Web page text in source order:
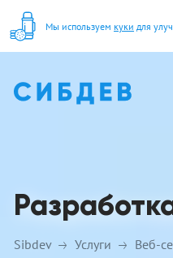
Мы используем куки для
Sibdev Услуги Веб-